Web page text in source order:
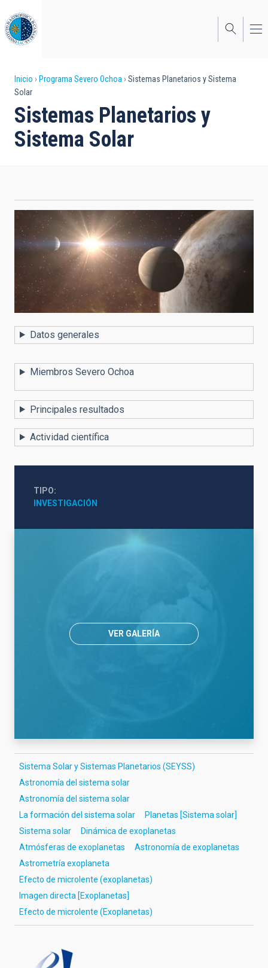
al
contenido
principal
Sobrescribir
enlaces
de
ayuda
navegación
Inicio Programa Severo Ochoa
Sistemas Planetarios y Sistema
Solar
Sistemas Planetarios y
Sistema Solar
Datos generales
Miembros Severo Ochoa
Principales resultados
Actividad científica
TIPO
INVESTIGACIÓN
VER GALERÍA
Sistema Solar y Sistemas Planetarios (SEYSS)
Astronomía del sistema solar
Astronomía del sistema solar
La formación del sistema solar
Planetas [Sistema solar]
Sistema solar
Dinámica de exoplanetas
Atmósferas de exoplanetas
Astronomía de exoplanetas
Astrometría exoplaneta
Efecto de microlente (exoplanetas)
Imagen directa [Exoplanetas]
Efecto de microlente (Exoplanetas)